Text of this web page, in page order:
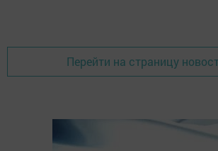
Перейти на страницу